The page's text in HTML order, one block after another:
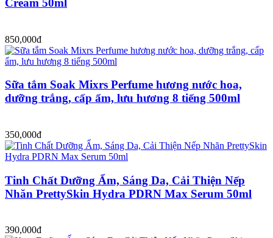
Cream 50ml
850,000đ
Sữa tắm Soak Mixrs Perfume hương nước hoa,
dưỡng trắng, cấp ẩm, lưu hương 8 tiếng 500ml
350,000đ
Tinh Chất Dưỡng Ẩm, Sáng Da, Cải Thiện Nếp
Nhăn PrettySkin Hydra PDRN Max Serum 50ml
390,000đ